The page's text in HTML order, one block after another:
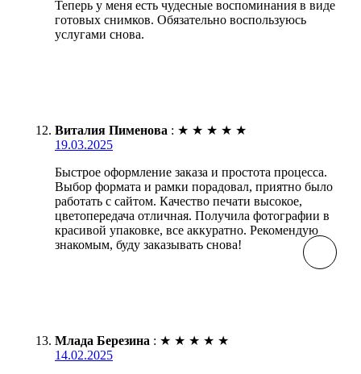
Теперь у меня есть чудесные воспоминания в виде
готовых снимков. Обязательно воспользуюсь
услугами снова.
Виталия Пименова : ★ ★ ★ ★ ★
19.03.2025
Быстрое оформление заказа и простота процесса.
Выбор формата и рамки порадовал, приятно было
работать с сайтом. Качество печати высокое,
цветопередача отличная. Получила фотографии в
красивой упаковке, все аккуратно. Рекомендую
знакомым, буду заказывать снова!
Млада Березина : ★ ★ ★ ★ ★
14.02.2025